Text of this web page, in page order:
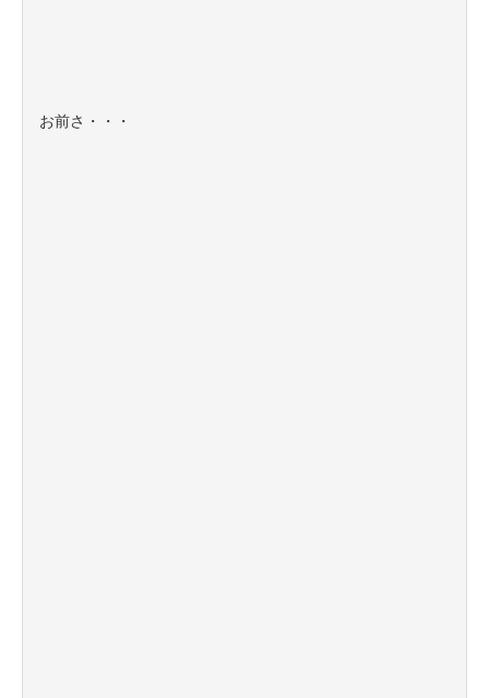
お前さ・・・